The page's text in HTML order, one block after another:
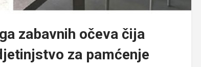
zabavnih očeva čija
za pamćenje